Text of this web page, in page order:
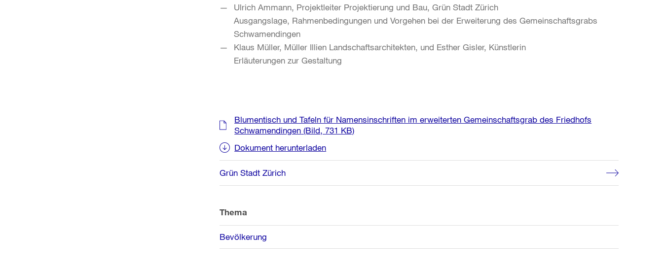
Ulrich Ammann, Projektleiter Projektierung und Bau, Grün Stadt Zürich
Ausgangslage, Rahmenbedingungen und Vorgehen bei der Erweiterung des Gemeinschaftsgrabs
Schwamendingen
Klaus Müller, Müller Illien Landschaftsarchitekten, und Esther Gisler, Künstlerin
Erläuterungen zur Gestaltung
Weitere
Informationen
Blumentisch und Tafeln für Namensinschriften im erweiterten Gemeinschaftsgrab des Friedhofs
Schwamendingen (Bild, 731 KB)
Dokument herunterladen
Grün Stadt Zürich
Thema
Bevölkerung